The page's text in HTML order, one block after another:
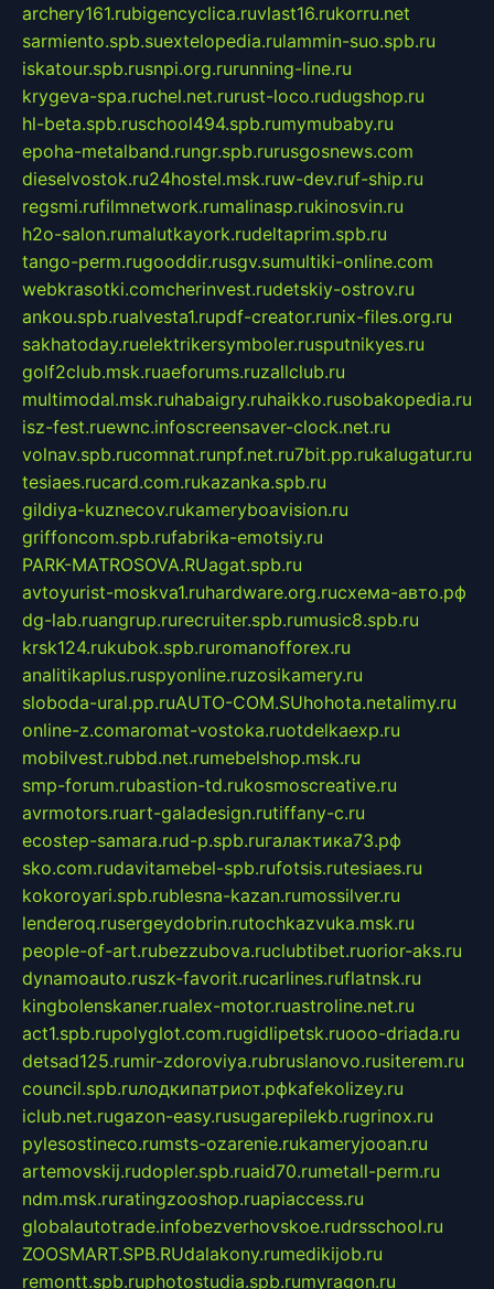
archery161.rubigencyclica.ruvlast16.rukorru.net
sarmiento.spb.suextelopedia.rulammin-suo.spb.ru
iskatour.spb.rusnpi.org.rurunning-line.ru
krygeva-spa.ruchel.net.rurust-loco.rudugshop.ru
hl-beta.spb.ruschool494.spb.rumymubaby.ru
epoha-metalband.rungr.spb.rurusgosnews.com
dieselvostok.ru24hostel.msk.ruw-dev.ruf-ship.ru
regsmi.rufilmnetwork.rumalinasp.rukinosvin.ru
h2o-salon.rumalutkayork.rudeltaprim.spb.ru
tango-perm.rugooddir.rusgv.sumultiki-online.com
webkrasotki.comcherinvest.rudetskiy-ostrov.ru
ankou.spb.rualvesta1.rupdf-creator.runix-files.org.ru
sakhatoday.ruelektrikersymboler.rusputnikyes.ru
golf2club.msk.ruaeforums.ruzallclub.ru
multimodal.msk.ruhabaigry.ruhaikko.rusobakopedia.ru
isz-fest.ruewnc.infoscreensaver-clock.net.ru
volnav.spb.rucomnat.runpf.net.ru7bit.pp.rukalugatur.ru
tesiaes.rucard.com.rukazanka.spb.ru
gildiya-kuznecov.rukameryboavision.ru
griffoncom.spb.rufabrika-emotsiy.ru
PARK-MATROSOVA.RUagat.spb.ru
avtoyurist-moskva1.ruhardware.org.ruсхема-авто.рф
dg-lab.ruangrup.rurecruiter.spb.rumusic8.spb.ru
krsk124.rukubok.spb.ruromanofforex.ru
analitikaplus.ruspyonline.ruzosikamery.ru
sloboda-ural.pp.ruAUTO-COM.SUhohota.netalimy.ru
online-z.comaromat-vostoka.ruotdelkaexp.ru
mobilvest.rubbd.net.rumebelshop.msk.ru
smp-forum.rubastion-td.rukosmoscreative.ru
avrmotors.ruart-galadesign.rutiffany-c.ru
ecostep-samara.rud-p.spb.ruгалактика73.рф
sko.com.rudavitamebel-spb.rufotsis.rutesiaes.ru
kokoroyari.spb.rublesna-kazan.rumossilver.ru
lenderoq.rusergeydobrin.rutochkazvuka.msk.ru
people-of-art.rubezzubova.ruclubtibet.ruorior-aks.ru
dynamoauto.ruszk-favorit.rucarlines.ruflatnsk.ru
kingbolenskaner.rualex-motor.ruastroline.net.ru
act1.spb.rupolyglot.com.rugidlipetsk.ruooo-driada.ru
detsad125.rumir-zdoroviya.rubruslanovo.rusiterem.ru
council.spb.ruлодкипатриот.рфkafekolizey.ru
iclub.net.rugazon-easy.rusugarepilekb.rugrinox.ru
pylesostineco.rumsts-ozarenie.rukameryjooan.ru
artemovskij.rudopler.spb.ruaid70.rumetall-perm.ru
ndm.msk.ruratingzooshop.ruapiaccess.ru
globalautotrade.infobezverhovskoe.rudrsschool.ru
ZOOSMART.SPB.RUdalakony.rumedikijob.ru
remontt.spb.ruphotostudia.spb.rumyragon.ru